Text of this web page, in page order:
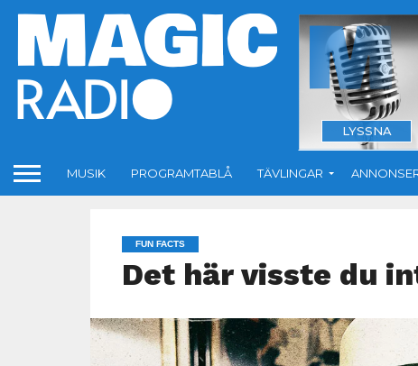
LYSSNA
MUSIK PROGRAMTABLÅ TÄVLINGAR
FUN FACTS
Det här visste du